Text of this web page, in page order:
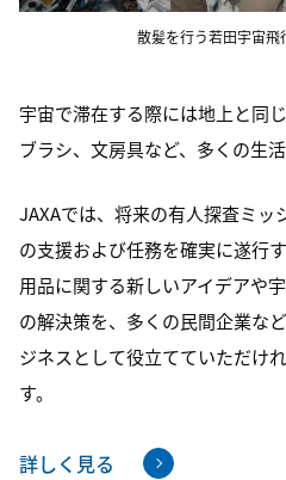
散髪を行う若田宇宙飛
宇宙で滞在する際には地上と同
ブラシ、文房具など、多くの生
JAXAでは、将来の有人探査ミ
の支援および任務を確実に遂行
用品に関する新しいアイデアや
の解決策を、多くの民間企業な
ジネスとして役立てていただけ
す。
詳しく見る